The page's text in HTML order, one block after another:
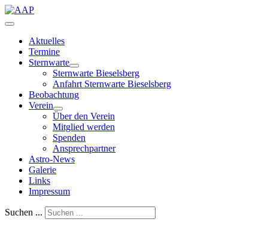
Aktuelles
Termine
Sternwarte
Sternwarte Bieselsberg
Anfahrt Sternwarte Bieselsberg
Beobachtung
Verein
Über den Verein
Mitglied werden
Spenden
Ansprechpartner
Astro-News
Galerie
Links
Impressum
Suchen ...